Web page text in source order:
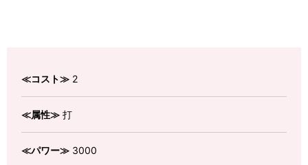
≪コスト≫ 2
≪属性≫ 打
≪パワー≫ 3000